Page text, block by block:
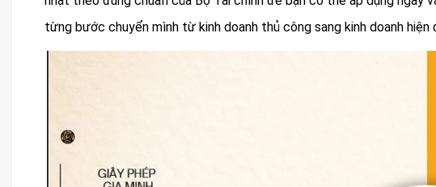
từng bước chuyển mình từ kinh doanh thủ công sang kinh doanh hiện